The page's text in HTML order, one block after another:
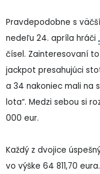
Pravdepodobne s
nedeľu 24. apríla hráči
čísel. Zainteresovaní
jackpot presahujúci
a 34 nakoniec mali na
lota“. Medzi sebou si
000 eur.
Každý z dvojice
vo výške 64 811,70